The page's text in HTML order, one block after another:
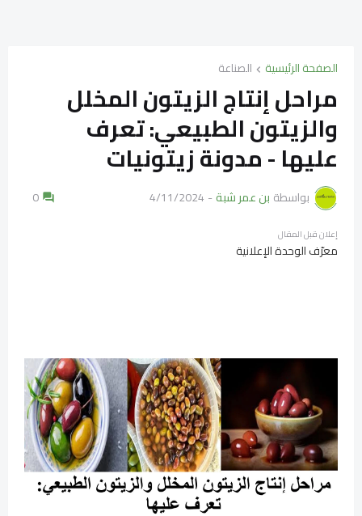
الصفحة الرئيسية الصناعة
مراحل إنتاج الزيتون المخلل
والزيتون الطبيعي: تعرف
عليها - مدونة زيتونيات
بواسطة بن عمر شبة-
4/11/2024
0
إعلان قبل المقال
معرّف الوحدة الإعلانية